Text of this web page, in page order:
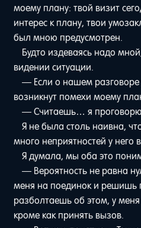
моему плану: твой визит
интерес к плану, твои
был мною предусмотрен.
Будто издеваясь надо
видении ситуации.
— Если о нашем разговоре
возникнут помехи моему
— Считаешь… я
Я не была столь наивна,
много неприятностей у него
Я думала, мы оба это
— Вероятность не равна
меня на поединок и решишь
разболтаешь об этом, у
кроме как принять вызов.